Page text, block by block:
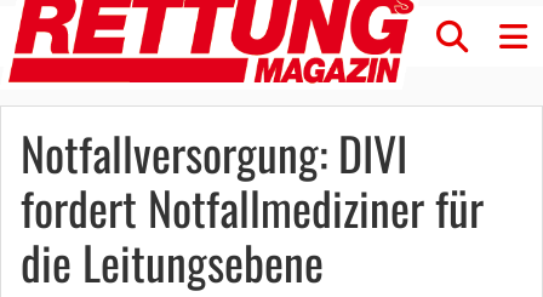
Notfallversorgung: DIVI
fordert Notfallmediziner für
die Leitungsebene